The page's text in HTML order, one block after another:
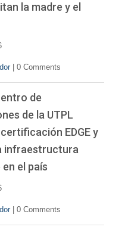
la madre y el
0 Comments
de
de la UTPL
EDGE y
infraestructura
el país
0 Comments